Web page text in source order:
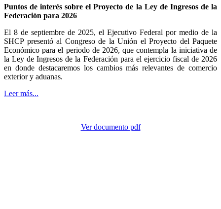
Puntos de interés sobre el Proyecto de la Ley de Ingresos de la
Federación para 2026
El 8 de septiembre de 2025, el Ejecutivo Federal por medio de la
SHCP presentó al Congreso de la Unión el Proyecto del Paquete
Económico para el periodo de 2026, que contempla la iniciativa de
la Ley de Ingresos de la Federación para el ejercicio fiscal de 2026
en donde destacaremos los cambios más relevantes de comercio
exterior y aduanas.
Leer más...
Ver documento pdf